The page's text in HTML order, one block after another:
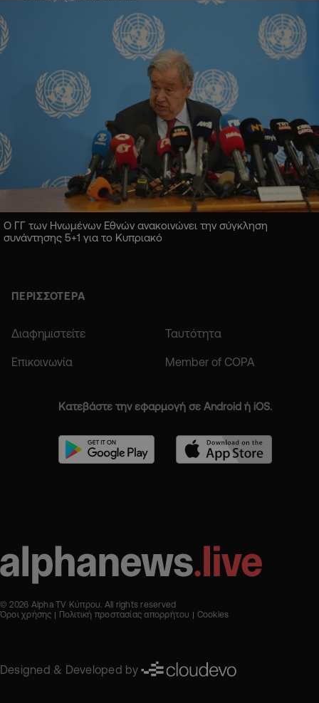
Ο ΓΓ των Ηνωμένων Εθνών ανακοινώνει την σύγκληση
συνάντησης 5+1 για το Κυπριακό
ΠΕΡΙΣΣΟΤΕΡΑ
Διαφημιστείτε Ταυτότητα
Επικοινωνία Member of COPA
Κατεβάστε την εφαρμογή σε Android ή iOS.
© 2026 Alpha TV Κύπρου. All rights reserved
Όροι χρήσης
Πολιτική προστασίας απορρήτου Cookies
Designed & Developed by